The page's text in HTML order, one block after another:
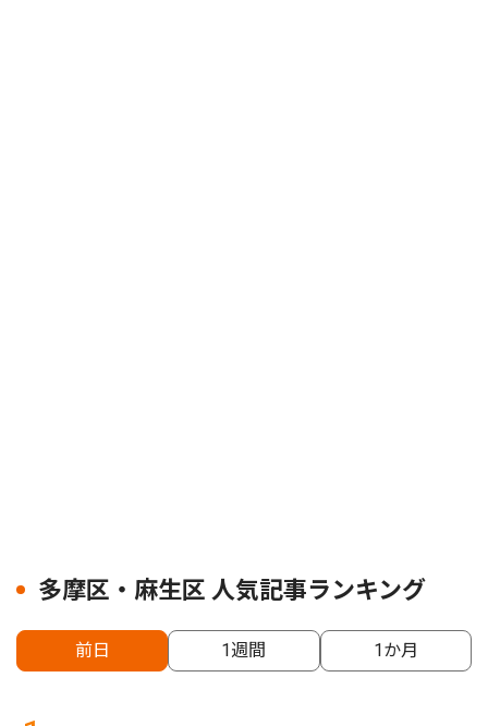
多摩区・麻生区 人気記事ランキング
前日 1週間 1か月